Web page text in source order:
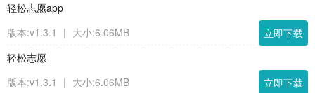
轻松志愿app
版本:v1.3.1
| 大小:6.06MB
立即下载
轻松志愿
版本:v1.3.1
| 大小:6.06MB 立即下载